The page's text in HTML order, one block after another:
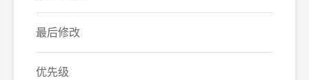
最后修改
优先级